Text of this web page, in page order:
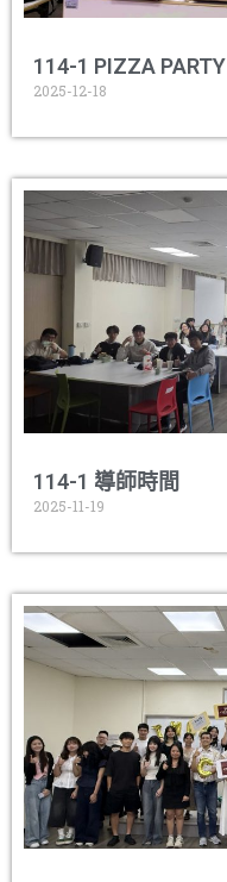
114-1 PIZZA PARTY
2025-12-18
114-1 導師時間
2025-11-19